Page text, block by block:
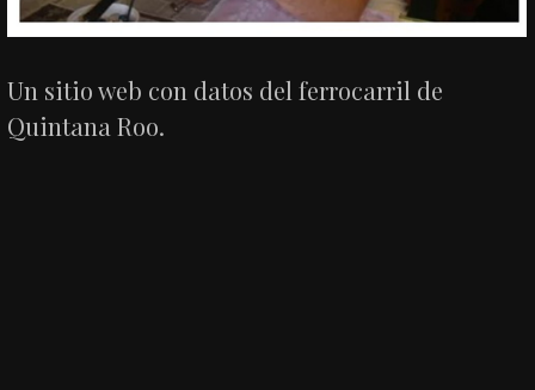
Un sitio web con datos del ferrocarril de
Quintana Roo.